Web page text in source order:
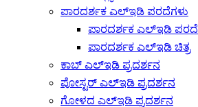
ಪಾರದರ್ಶಕ ಎಲ್ಇಡಿ ಪರದೆಗಳು
ಪಾರದರ್ಶಕ ಎಲ್ಇಡಿ ಪರದೆ
ಪಾರದರ್ಶಕ ಎಲ್ಇಡಿ ಚಿತ್ರ
ಕಾಬ್ ಎಲ್ಇಡಿ ಪ್ರದರ್ಶನ
ಪೋಸ್ಟರ್ ಎಲ್ಇಡಿ ಪ್ರದರ್ಶನ
ಗೋಳದ ಎಲ್ಇಡಿ ಪ್ರದರ್ಶನ